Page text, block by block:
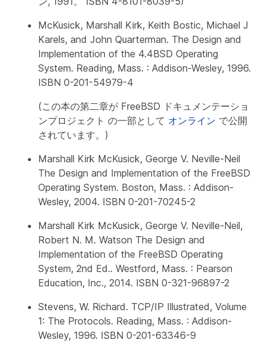
McKusick, Marshall Kirk, Keith Bostic, Michael J
Karels, and John Quarterman. The Design and
Implementation of the 4.4BSD Operating
System. Reading, Mass. : Addison-Wesley, 1996.
ISBN 0-201-54979-4
(この本の第二章が FreeBSD ドキュメンテーショ
ンプロジェクト の一部として オンライン で公開
されています。)
Marshall Kirk McKusick, George V. Neville-Neil
The Design and Implementation of the FreeBSD
Operating System. Boston, Mass. : Addison-
Wesley, 2004. ISBN 0-201-70245-2
Marshall Kirk McKusick, George V. Neville-Neil,
Robert N. M. Watson The Design and
Implementation of the FreeBSD Operating
System, 2nd Ed.. Westford, Mass. : Pearson
Education, Inc., 2014. ISBN 0-321-96897-2
Stevens, W. Richard. TCP/IP Illustrated, Volume
1: The Protocols. Reading, Mass. : Addison-
Wesley, 1996. ISBN 0-201-63346-9